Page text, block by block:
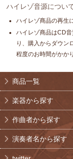
ハイレゾ音源につい
ハイレゾ商品の再生
ハイレゾ商品はCD
り、購入からダウン
程度のお時間がかか
商品一覧
楽器から探す
作曲者から探す
演奏者名から探す